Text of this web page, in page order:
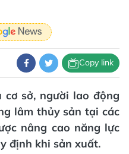
Copy link
cơ sở, người lao động
lâm thủy sản tại các
nâng cao năng lực
định khi sản xuất.